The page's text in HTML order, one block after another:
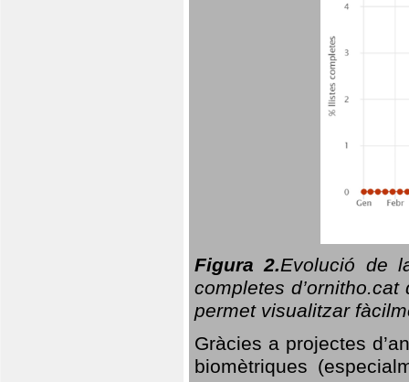
Figura 2.Evolució de
completes
permet visualitzar
Gràcies a projectes
biomètriques